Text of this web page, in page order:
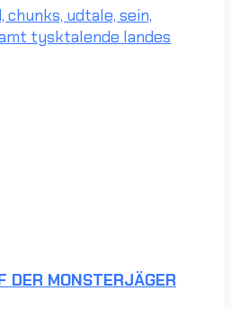
udtale, sein,
tysktalende landes
DER MONSTERJÄGER